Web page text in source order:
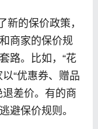
新的保价政策，
商家的保价规
路。比如，“花
“优惠券、赠品
差价。有的商
避保价规则。